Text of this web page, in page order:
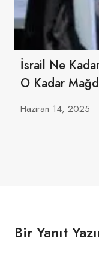
İsrail Ne
O Kadar
Haziran 14, 2025
Bir Yanıt